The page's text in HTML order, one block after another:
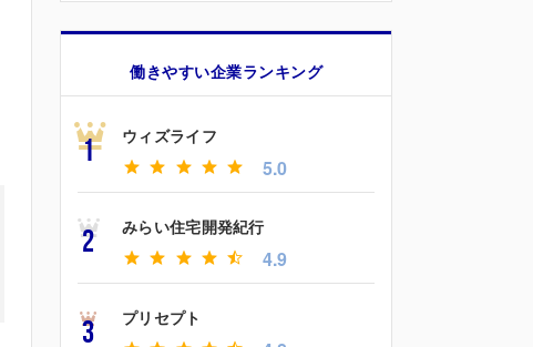
働きやすい企業ランキング
1 ウィズライフ
5.0
2 みらい住宅開発紀行
4.9
3 プリセプト